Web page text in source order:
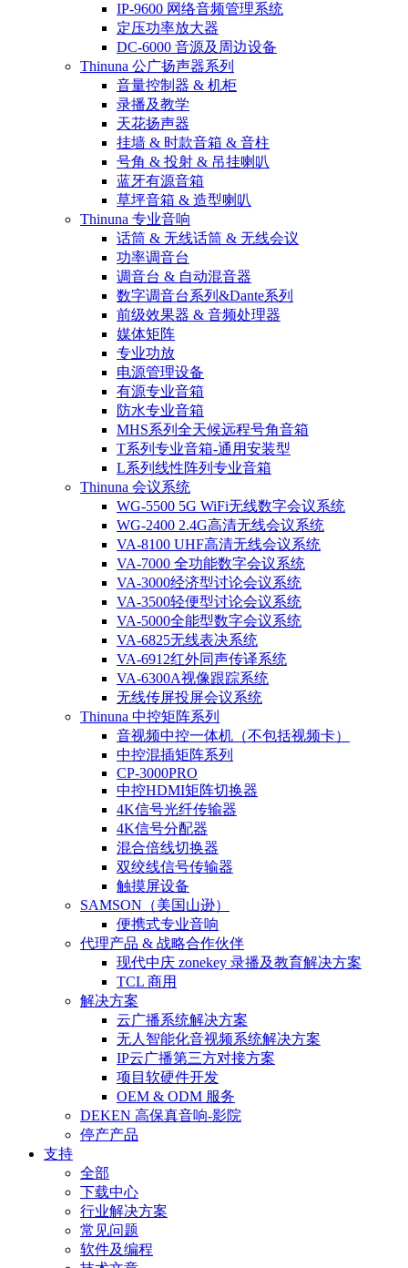
IP-9600 网络音频管理系统
定压功率放大器
DC-6000 音源及周边设备
Thinuna 公广扬声器系列
音量控制器 & 机柜
录播及教学
天花扬声器
挂墙 & 时款音箱 & 音柱
号角 & 投射 & 吊挂喇叭
蓝牙有源音箱
草坪音箱 & 造型喇叭
Thinuna 专业音响
话筒 & 无线话筒 & 无线会议
功率调音台
调音台 & 自动混音器
数字调音台系列&Dante系列
前级效果器 & 音频处理器
媒体矩阵
专业功放
电源管理设备
有源专业音箱
防水专业音箱
MHS系列全天候远程号角音箱
T系列专业音箱-通用安装型
L系列线性阵列专业音箱
Thinuna 会议系统
WG-5500 5G WiFi无线数字会议系统
WG-2400 2.4G高清无线会议系统
VA-8100 UHF高清无线会议系统
VA-7000 全功能数字会议系统
VA-3000经济型讨论会议系统
VA-3500轻便型讨论会议系统
VA-5000全能型数字会议系统
VA-6825无线表决系统
VA-6912红外同声传译系统
VA-6300A视像跟踪系统
无线传屏投屏会议系统
Thinuna 中控矩阵系列
音视频中控一体机（不包括视频卡）
中控混插矩阵系列
CP-3000PRO
中控HDMI矩阵切换器
4K信号光纤传输器
4K信号分配器
混合倍线切换器
双绞线信号传输器
触摸屏设备
SAMSON（美国山逊）
便携式专业音响
代理产品 & 战略合作伙伴
现代中庆 zonekey 录播及教育解决方案
TCL 商用
解决方案
云广播系统解决方案
无人智能化音视频系统解决方案
IP云广播第三方对接方案
项目软硬件开发
OEM & ODM 服务
DEKEN 高保真音响-影院
停产产品
支持
全部
下载中心
行业解决方案
常见问题
软件及编程